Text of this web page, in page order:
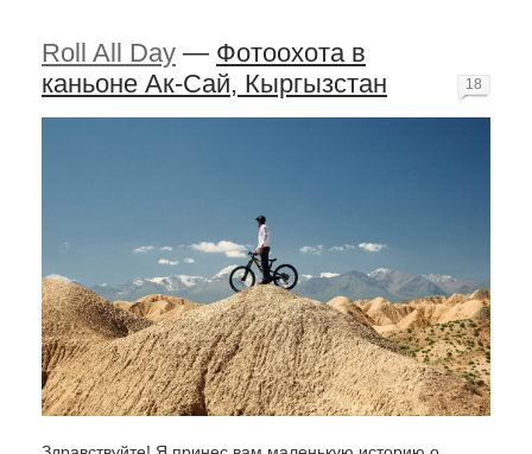
Roll All Day — Фотоохота в
каньоне Ак-Cай, Кыргызстан
18